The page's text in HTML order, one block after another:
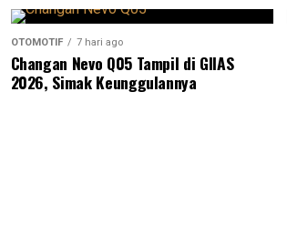
OTOMOTIF 7 hari ago
Changan Nevo Q05 Tampil di GIIAS
2026, Simak Keunggulannya